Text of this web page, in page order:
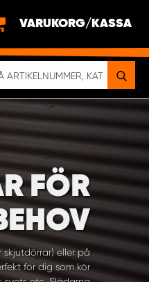
VARUKORG/KASSA
FÖR
eller på
för dig som kör